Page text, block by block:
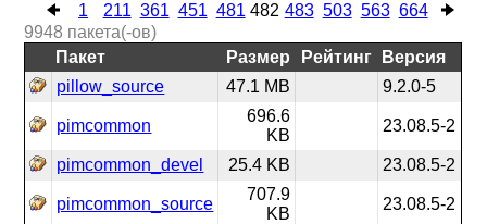
1 211 361 451 481 482 483 503 563 664
9948 пакета(-ов)
Пакет
Размер Рейтинг
Версия
pillow_source
47.1 MB 9.2.0-5
pimcommon
696.6
KB
23.08.5-2
pimcommon_devel 25.4 KB 23.08.5-2
pimcommon_source
707.9
KB
23.08.5-2